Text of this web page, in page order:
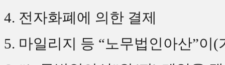
4. 전자화폐에 의한 결제
5. 마일리지 등 “노무법인아산”이